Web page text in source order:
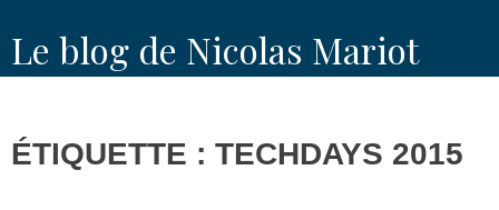
to
content
Le blog de Nicolas Mariot
ÉTIQUETTE : TECHDAYS 2015